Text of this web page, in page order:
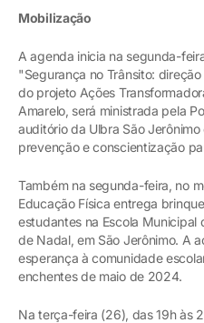
Mobilização
A agenda inicia na segunda-
"Segurança no Trânsito:
do projeto Ações
Amarelo, será ministrada pela
auditório da Ulbra São
prevenção e conscientização
Também na segunda-feira, no
Educação Física entrega
estudantes na Escola Municipal
de Nadal, em São Jerônimo. A
esperança à comunidade
enchentes de maio de 2024.
Na terça-feira (26), das 19h às